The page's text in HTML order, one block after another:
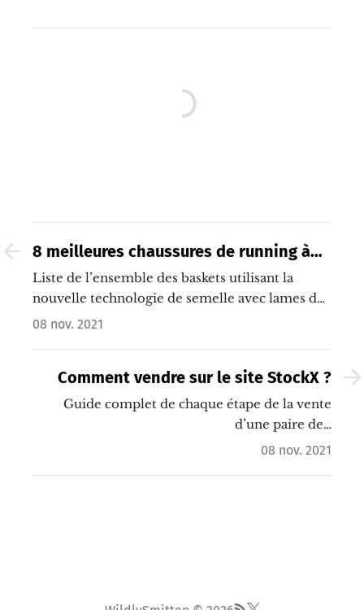
8 meilleures chaussures de running à
plaque de carbone dans la semelle
(2023)
Liste de l’ensemble des baskets utilisant la
nouvelle technologie de semelle avec lames de
carbones. Depuis la fameuse basket Vaporfly
la course technologique.…
08 nov. 2021
Comment vendre sur le site StockX ?
Guide complet de chaque étape de la vente
d’une paire de…
08 nov. 2021